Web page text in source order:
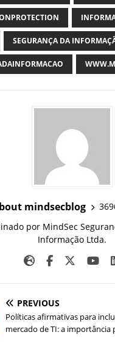
SEGURANÇA DA
mindsecblog
por MindSec
Informação Ltda.
PREVIOUS
Políticas afirmativas para
mercado de TI: a importância